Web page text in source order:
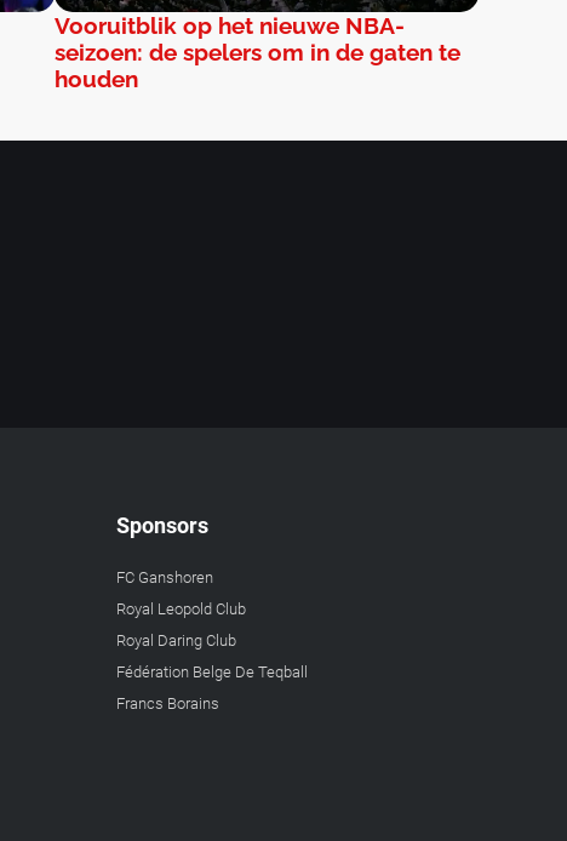
Vooruitblik op het nieuwe NBA-
seizoen: de spelers om in de gaten te
houden
Sponsors
FC Ganshoren
Royal Leopold Club
Royal Daring Club
Fédération Belge De Teqball
Francs Borains